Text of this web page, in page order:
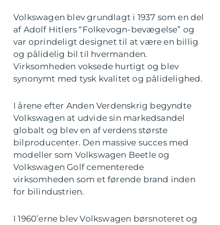
Volkswagen blev grundlagt i 1937 som en del
af Adolf Hitlers “Folkevogn-bevægelse” og
var oprindeligt designet til at være en billig
og pålidelig bil til hvermanden.
Virksomheden voksede hurtigt og blev
synonymt med tysk kvalitet og pålidelighed.
I årene efter Anden Verdenskrig begyndte
Volkswagen at udvide sin markedsandel
globalt og blev en af verdens største
bilproducenter. Den massive succes med
modeller som Volkswagen Beetle og
Volkswagen Golf cementerede
virksomheden som et førende brand inden
for bilindustrien.
I 1960’erne blev Volkswagen børsnoteret og